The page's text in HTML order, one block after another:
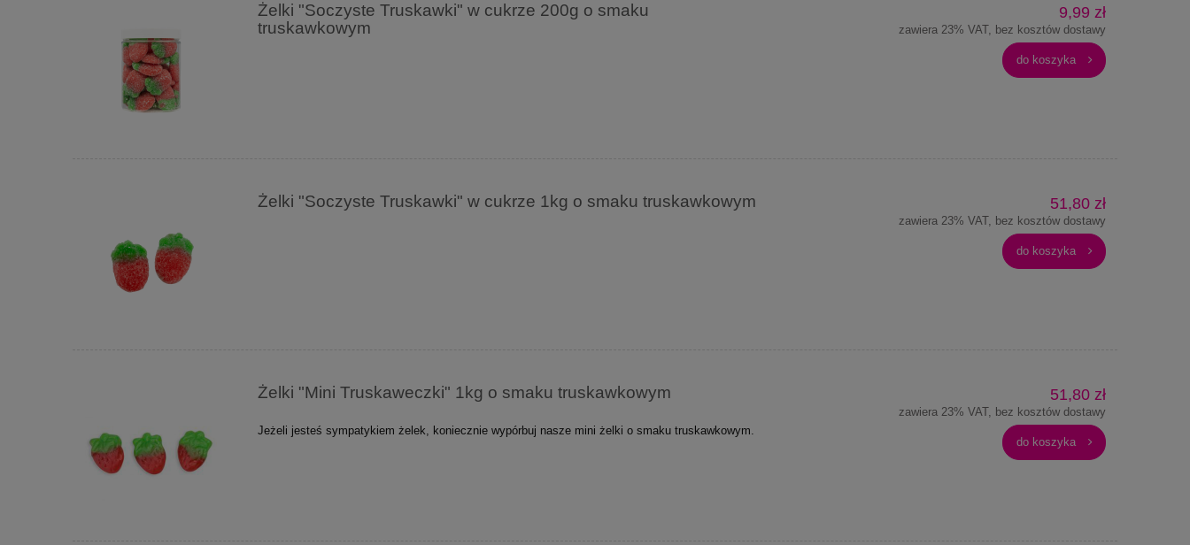
Żelki "Soczyste Truskawki" w cukrze 200g o smaku
truskawkowym
9,99 zł
zawiera 23% VAT, bez kosztów dostawy
do koszyka
Żelki "Soczyste Truskawki" w cukrze 1kg o smaku truskawkowym 51,80 zł
zawiera 23% VAT, bez kosztów dostawy
do koszyka
Żelki "Mini Truskaweczki" 1kg o smaku truskawkowym
Jeżeli jesteś sympatykiem żelek, koniecznie wypórbuj nasze mini żelki o smaku truskawkowym.
51,80 zł
zawiera 23% VAT, bez kosztów dostawy
do koszyka